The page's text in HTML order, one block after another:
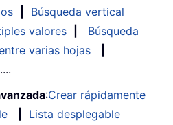
Búsqueda vertical
valores
Búsqueda
varias hojas
....
:Crear rápidamente
Lista desplegable